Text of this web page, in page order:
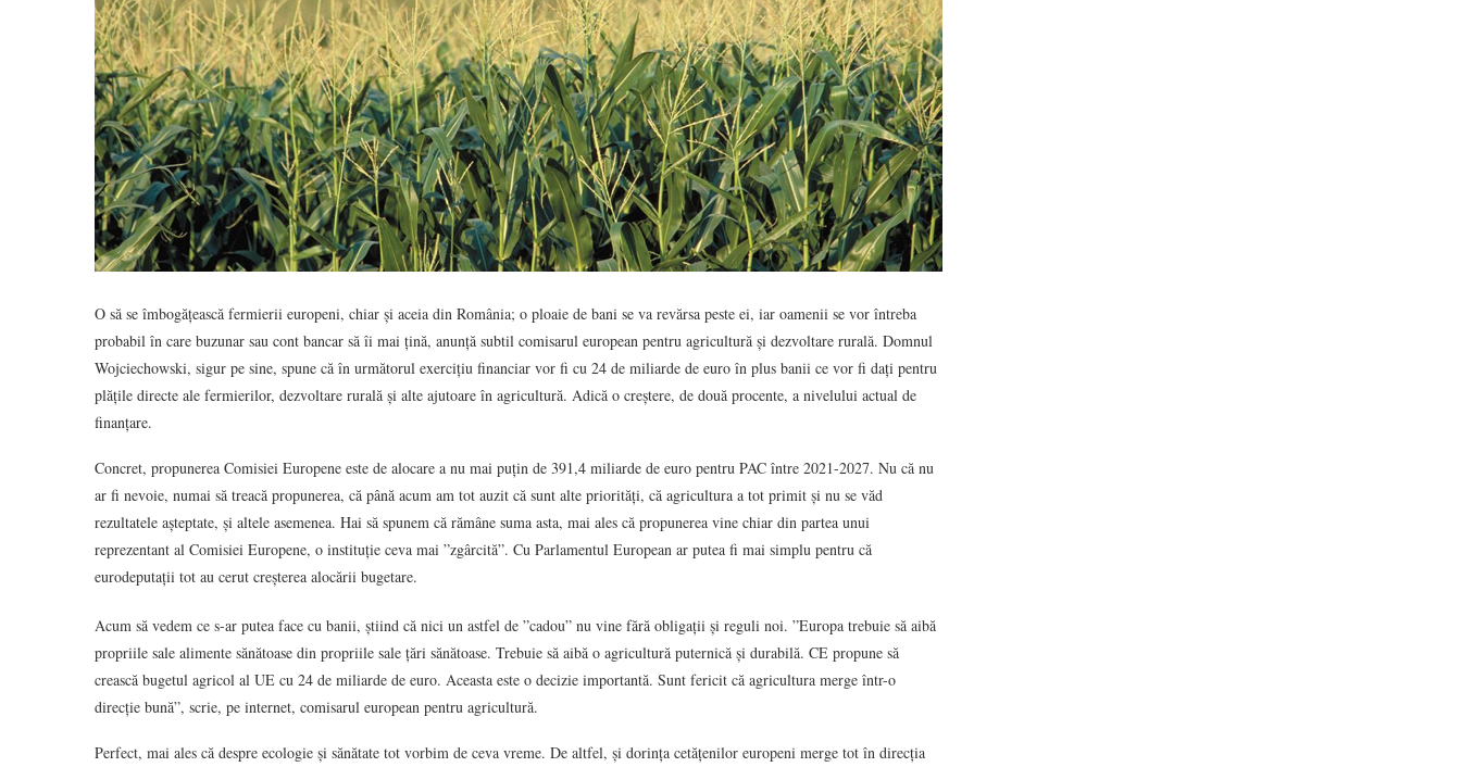
O să se îmbogățească fermierii europeni, chiar și aceia din România; o ploaie de bani se va revărsa peste ei, iar oamenii se vor întreba
probabil în care buzunar sau cont bancar să îi mai țină, anunță subtil comisarul european pentru agricultură și dezvoltare rurală. Domnul
Wojciechowski, sigur pe sine, spune că în următorul exercițiu financiar vor fi cu 24 de miliarde de euro în plus banii ce vor fi dați pentru
plățile directe ale fermierilor, dezvoltare rurală și alte ajutoare în agricultură. Adică o creștere, de două procente, a nivelului actual de
finanțare.
Concret, propunerea Comisiei Europene este de alocare a nu mai puțin de 391,4 miliarde de euro pentru PAC între 2021-2027. Nu că nu
ar fi nevoie, numai să treacă propunerea, că până acum am tot auzit că sunt alte priorități, că agricultura a tot primit și nu se văd
rezultatele așteptate, și altele asemenea. Hai să spunem că rămâne suma asta, mai ales că propunerea vine chiar din partea unui
reprezentant al Comisiei Europene, o instituție ceva mai ”zgârcită”. Cu Parlamentul European ar putea fi mai simplu pentru că
eurodeputații tot au cerut creșterea alocării bugetare.
Acum să vedem ce s-ar putea face cu banii, știind că nici un astfel de ”cadou” nu vine fără obligații și reguli noi. ”Europa trebuie să aibă
propriile sale alimente sănătoase din propriile sale țări sănătoase. Trebuie să aibă o agricultură puternică și durabilă. CE propune să
crească bugetul agricol al UE cu 24 de miliarde de euro. Aceasta este o decizie importantă. Sunt fericit că agricultura merge într-o
direcție bună”, scrie, pe internet, comisarul european pentru agricultură.
Perfect, mai ales că despre ecologie și sănătate tot vorbim de ceva vreme. De altfel, și dorința cetățenilor europeni merge tot în direcția